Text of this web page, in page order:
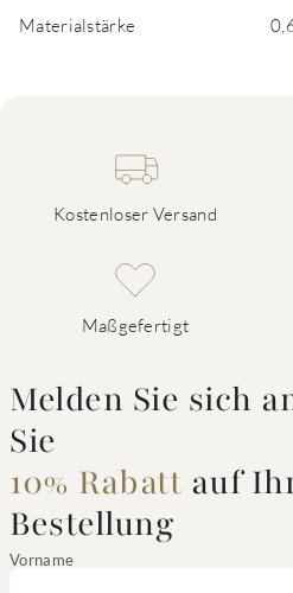
Materialstärke
Kostenloser Versand
Maßgefertigt
Melden Sie sich
Sie
10% Rabatt auf
Bestellung
Vorname